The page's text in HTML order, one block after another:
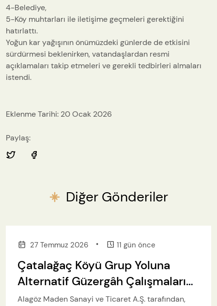
4-Belediye,
5-Köy muhtarları ile iletişime geçmeleri gerektiğini
hatırlattı.
Yoğun kar yağışının önümüzdeki günlerde de etkisini
sürdürmesi beklenirken, vatandaşlardan resmi
açıklamaları takip etmeleri ve gerekli tedbirleri almaları
istendi.
Eklenme Tarihi: 20 Ocak 2026
Paylaş:
Diğer Gönderiler
27 Temmuz 2026 • 11 gün önce
Çatalağaç Köyü Grup Yoluna
Alternatif Güzergâh Çalışmaları
Hızla Devam Ediyor
Alagöz Maden Sanayi ve Ticaret A.Ş. tarafından,